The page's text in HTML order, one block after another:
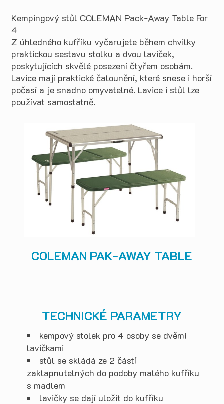
Kempingový stůl COLEMAN Pack-Away Table For
4
Z úhledného kufříku vyčarujete během chvilky
praktickou sestavu stolku a dvou laviček,
poskytujících skvělé posezení čtyřem osobám.
Lavice mají praktické čalounění, které snese i horší
počasí a je snadno omyvatelné. Lavice i stůl lze
používat samostatně.
COLEMAN PAK-AWAY TABLE
TECHNICKÉ PARAMETRY
kempový stolek pro 4 osoby se dvěmi
lavičkami
stůl se skládá ze 2 částí
zaklapnutelných do podoby malého kufříku
s madlem
lavičky se dají uložit do kufříku